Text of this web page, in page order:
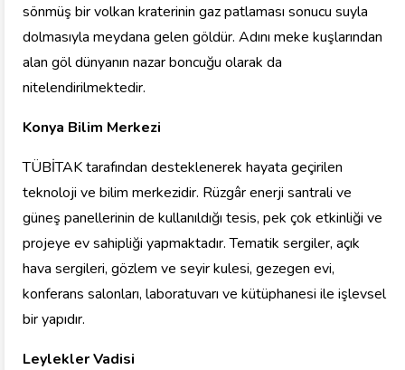
sönmüş bir volkan kraterinin gaz patlaması sonucu suyla
dolmasıyla meydana gelen göldür. Adını meke kuşlarından
alan göl dünyanın nazar boncuğu olarak da
nitelendirilmektedir.
Konya Bilim Merkezi
TÜBİTAK tarafından desteklenerek hayata geçirilen
teknoloji ve bilim merkezidir. Rüzgâr enerji santrali ve
güneş panellerinin de kullanıldığı tesis, pek çok etkinliği ve
projeye ev sahipliği yapmaktadır. Tematik sergiler, açık
hava sergileri, gözlem ve seyir kulesi, gezegen evi,
konferans salonları, laboratuvarı ve kütüphanesi ile işlevsel
bir yapıdır.
Leylekler Vadisi